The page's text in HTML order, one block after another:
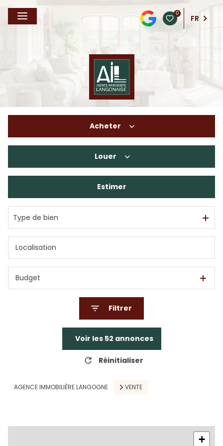
0
FR
Acheter
De l'immo pro
Louer
En saisonnier
Estimer
Type de bien
Budget
Filtrer
Voir les 52 annonces
Réinitialiser
AGENCE IMMOBILIÈRE LANGOGNE VENTE
+